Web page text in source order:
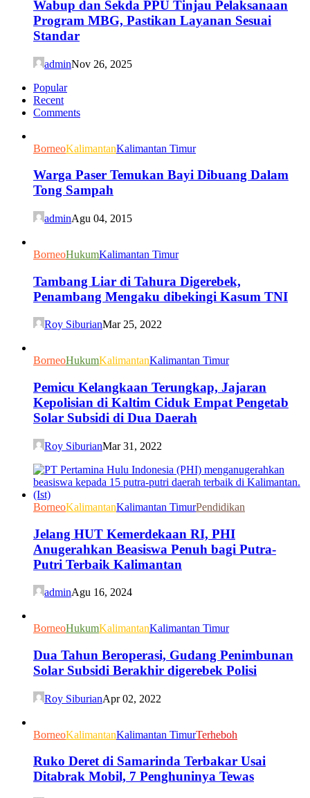
Wabup dan Sekda PPU Tinjau Pelaksanaan
Program MBG, Pastikan Layanan Sesuai
Standar
adminNov 26, 2025
Popular
Recent
Comments
BorneoKalimantanKalimantan Timur
Warga Paser Temukan Bayi Dibuang Dalam
Tong Sampah
adminAgu 04, 2015
BorneoHukumKalimantan Timur
Tambang Liar di Tahura Digerebek,
Penambang Mengaku dibekingi Kasum TNI
Roy SiburianMar 25, 2022
BorneoHukumKalimantanKalimantan Timur
Pemicu Kelangkaan Terungkap, Jajaran
Kepolisian di Kaltim Ciduk Empat Pengetab
Solar Subsidi di Dua Daerah
Roy SiburianMar 31, 2022
BorneoKalimantanKalimantan TimurPendidikan
Jelang HUT Kemerdekaan RI, PHI
Anugerahkan Beasiswa Penuh bagi Putra-
Putri Terbaik Kalimantan
adminAgu 16, 2024
BorneoHukumKalimantanKalimantan Timur
Dua Tahun Beroperasi, Gudang Penimbunan
Solar Subsidi Berakhir digerebek Polisi
Roy SiburianApr 02, 2022
BorneoKalimantanKalimantan TimurTerheboh
Ruko Deret di Samarinda Terbakar Usai
Ditabrak Mobil, 7 Penghuninya Tewas